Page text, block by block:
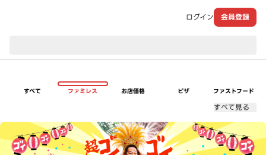
ログイン 会員登録
すべて ファミレス お店価格 ピザ ファストフード
すべて見る
超ゴイゴイヤスー夏祭